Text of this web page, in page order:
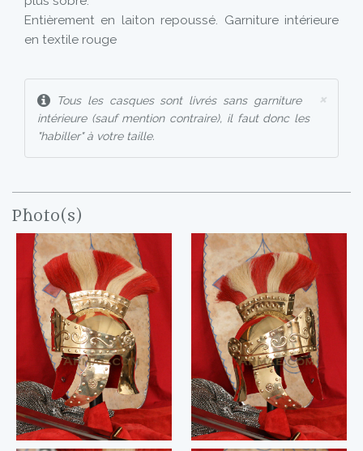
Entièrement en laiton repoussé. Garniture intérieure
en textile rouge
×
Tous les casques sont livrés sans garniture
intérieure (sauf mention contraire), il faut donc les
"habiller" à votre taille.
Photo(s)